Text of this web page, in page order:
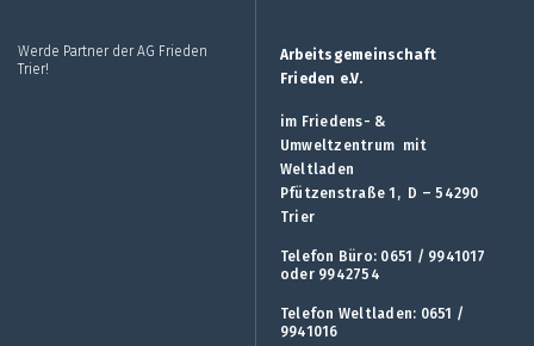
Werde Partner der AG Frieden
Trier!
Arbeitsgemeinschaft
Frieden e.V.
im Friedens- &
Umweltzentrum mit
Weltladen
Pfützenstraße 1, D – 54290
Trier
Telefon Büro: 0651 / 9941017
oder 9942754
Telefon Weltladen: 0651 /
9941016